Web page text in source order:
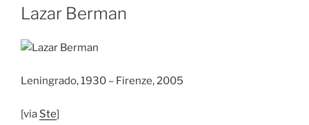
IL
Lazar Berman
Leningrado, 1930 – Firenze, 2005
[via Ste]